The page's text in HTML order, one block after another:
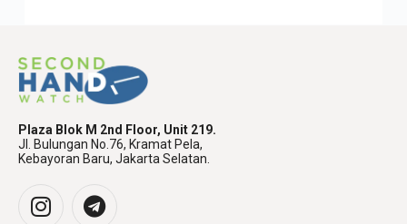
Plaza Blok M 2nd Floor, Unit 219.
Jl. Bulungan No.76, Kramat Pela,
Kebayoran Baru, Jakarta Selatan.